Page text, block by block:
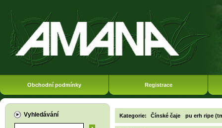
Obchodní podmínky Registrace
Vyhledávání Kategorie: Čínské čaje pu erh ripe